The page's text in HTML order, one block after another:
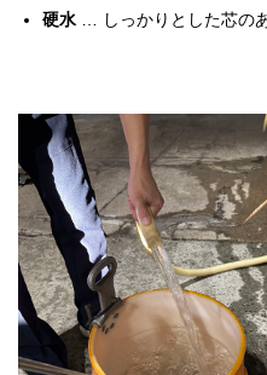
硬水 … しっかりとした芯の